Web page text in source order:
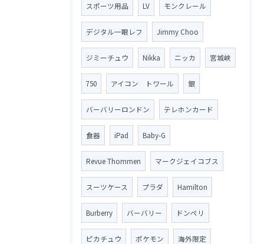
スポーツ用品 LV モンクレール
デジタル一眼レフ Jimmy Choo
ジミーチュウ Nikka ニッカ 宮城峡
750 アイコン トワール 銀
バーバリーロンドン テレホンカード
食器 iPad Baby-G
Revue Thommen マークジェイコブス
スーツケース プラダ Hamilton
Burberry バーバリー ドンペリ
ピカチュウ ポケモン 海外限定